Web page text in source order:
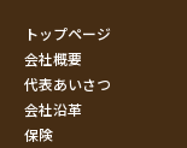
トップページ
会社概要
代表あいさつ
会社沿革
保険